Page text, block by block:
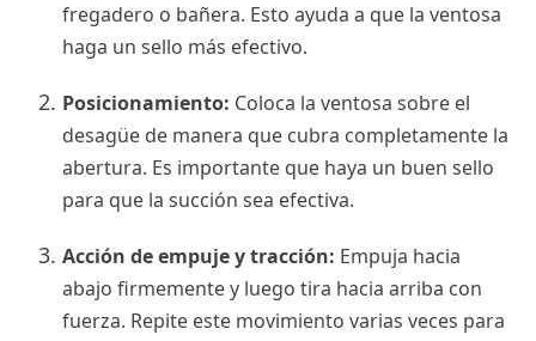
fregadero o bañera. Esto ayuda a que la ventosa
haga un sello más efectivo.
Posicionamiento: Coloca la ventosa sobre el
desagüe de manera que cubra completamente la
abertura. Es importante que haya un buen sello
para que la succión sea efectiva.
Acción de empuje y tracción: Empuja hacia
abajo firmemente y luego tira hacia arriba con
fuerza. Repite este movimiento varias veces para